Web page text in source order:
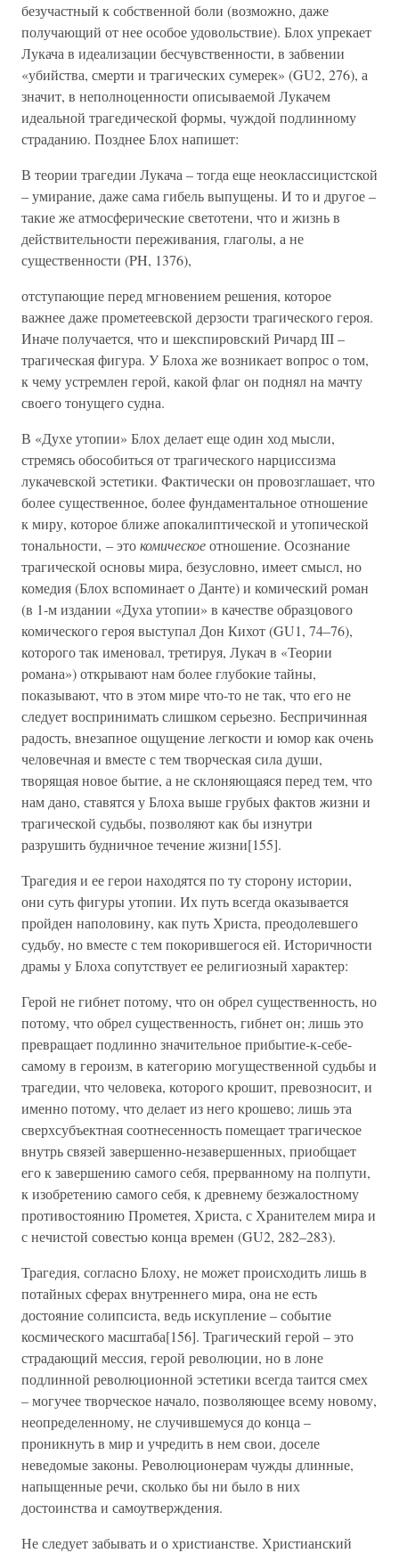
безучастный к собственной боли (возможно, даже
получающий от нее особое удовольствие). Блох упрекает
Лукача в идеализации бесчувственности, в забвении
«убийства, смерти и трагических сумерек» (GU2, 276), а
значит, в неполноценности описываемой Лукачем
идеальной трагедической формы, чуждой подлинному
страданию. Позднее Блох напишет:
В теории трагедии Лукача – тогда еще неоклассицистской
– умирание, даже сама гибель выпущены. И то и другое –
такие же атмосферические светотени, что и жизнь в
действительности переживания, глаголы, а не
существенности (PH, 1376),
отступающие перед мгновением решения, которое
важнее даже прометеевской дерзости трагического героя.
Иначе получается, что и шекспировский Ричард III –
трагическая фигура. У Блоха же возникает вопрос о том,
к чему устремлен герой, какой флаг он поднял на мачту
своего тонущего судна.
В «Духе утопии» Блох делает еще один ход мысли,
стремясь обособиться от трагического нарциссизма
лукачевской эстетики. Фактически он провозглашает, что
более существенное, более фундаментальное отношение
к миру, которое ближе апокалиптической и утопической
тональности, – этокомическоеотношение. Осознание
трагической основы мира, безусловно, имеет смысл, но
комедия (Блох вспоминает о Данте) и комический роман
(в 1-м издании «Духа утопии» в качестве образцового
комического героя выступал Дон Кихот (GU1, 74–76),
которого так именовал, третируя, Лукач в «Теории
романа») открывают нам более глубокие тайны,
показывают, что в этом мире что-то не так, что его не
следует воспринимать слишком серьезно. Беспричинная
радость, внезапное ощущение легкости и юмор как очень
человечная и вместе с тем творческая сила души,
творящая новое бытие, а не склоняющаяся перед тем, что
нам дано, ставятся у Блоха выше грубых фактов жизни и
трагической судьбы, позволяют как бы изнутри
разрушить будничное течение жизни[155].
Трагедия и ее герои находятся по ту сторону истории,
они суть фигуры утопии. Их путь всегда оказывается
пройден наполовину, как путь Христа, преодолевшего
судьбу, но вместе с тем покорившегося ей. Историчности
драмы у Блоха сопутствует ее религиозный характер:
Герой не гибнет потому, что он обрел существенность, но
потому, что обрел существенность, гибнет он; лишь это
превращает подлинно значительное прибытие-к-себе-
самому в героизм, в категорию могущественной судьбы и
трагедии, что человека, которого крошит, превозносит, и
именно потому, что делает из него крошево; лишь эта
сверхсубъектная соотнесенность помещает трагическое
внутрь связей завершенно-незавершенных, приобщает
его к завершению самого себя, прерванному на полпути,
к изобретению самого себя, к древнему безжалостному
противостоянию Прометея, Христа, с Хранителем мира и
с нечистой совестью конца времен (GU2, 282–283).
Трагедия, согласно Блоху, не может происходить лишь в
потайных сферах внутреннего мира, она не есть
достояние солипсиста, ведь искупление – событие
космического масштаба[156]. Трагический герой – это
страдающий мессия, герой революции, но в лоне
подлинной революционной эстетики всегда таится смех
– могучее творческое начало, позволяющее всему новому,
неопределенному, не случившемуся до конца –
проникнуть в мир и учредить в нем свои, доселе
неведомые законы. Революционерам чужды длинные,
напыщенные речи, сколько бы ни было в них
достоинства и самоутверждения.
Не следует забывать и о христианстве. Христианский